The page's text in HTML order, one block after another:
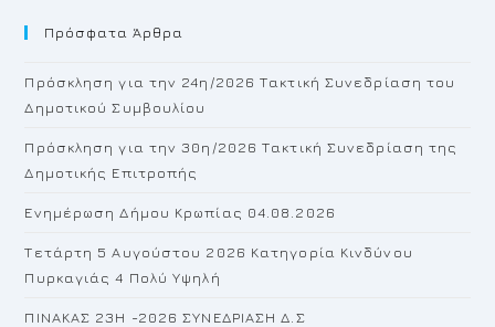
Πρόσφατα Άρθρα
Πρόσκληση για την 24η/2026 Τακτική Συνεδρίαση του
Δημοτικού Συμβουλίου
Πρόσκληση για την 30η/2026 Τακτική Συνεδρίαση της
Δημοτικής Επιτροπής
Ενημέρωση Δήμου Κρωπίας 04.08.2026
Τετάρτη 5 Αυγούστου 2026 Κατηγορία Κινδύνου
Πυρκαγιάς 4 Πολύ Υψηλή
ΠΙΝΑΚΑΣ 23H -2026 ΣΥΝΕΔΡΙΑΣΗ Δ.Σ